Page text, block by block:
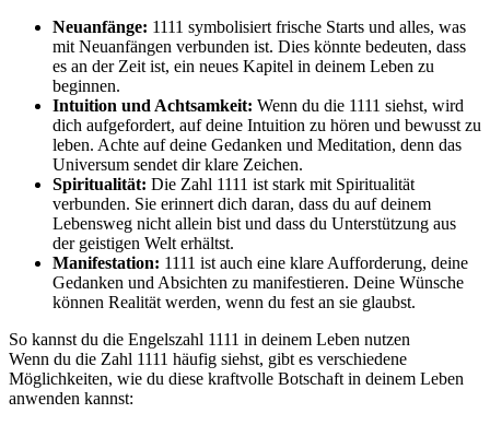
Neuanfänge: 1111 symbolisiert frische Starts und alles, was
mit Neuanfängen verbunden ist. Dies könnte bedeuten, dass
es an der Zeit ist, ein neues Kapitel in deinem Leben zu
beginnen.
Intuition und Achtsamkeit: Wenn du die 1111 siehst, wird
dich aufgefordert, auf deine Intuition zu hören und bewusst zu
leben. Achte auf deine Gedanken und Meditation, denn das
Universum sendet dir klare Zeichen.
Spiritualität: Die Zahl 1111 ist stark mit Spiritualität
verbunden. Sie erinnert dich daran, dass du auf deinem
Lebensweg nicht allein bist und dass du Unterstützung aus
der geistigen Welt erhältst.
Manifestation: 1111 ist auch eine klare Aufforderung, deine
Gedanken und Absichten zu manifestieren. Deine Wünsche
können Realität werden, wenn du fest an sie glaubst.
So kannst du die Engelszahl 1111 in deinem Leben nutzen
Wenn du die Zahl 1111 häufig siehst, gibt es verschiedene
Möglichkeiten, wie du diese kraftvolle Botschaft in deinem Leben
anwenden kannst: